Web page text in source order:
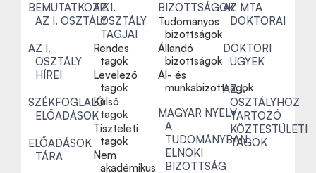
BEMUTATKOZIK
AZ I. OSZTÁLY
AZ I.
OSZTÁLY
HÍREI
SZÉKFOGLALÓ
ELŐADÁSOK
ELŐADÁSOK
TÁRA
AZ I.
OSZTÁLY
TAGJAI
Rendes
tagok
Levelező
tagok
Külső
tagok
Tiszteleti
tagok
Nem
akadémikus
BIZOTTSÁGOK
Tudományos
bizottságok
Állandó
bizottságok
Al- és
munkabizottságok
MAGYAR NYELV
A
TUDOMÁNYBAN
ELNÖKI
BIZOTTSÁG
AZ MTA
DOKTORAI
DOKTORI
ÜGYEK
AZ I.
OSZTÁLYHOZ
TARTOZÓ
KÖZTESTÜLETI
TAGOK